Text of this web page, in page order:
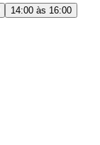
14:00 às 16:00